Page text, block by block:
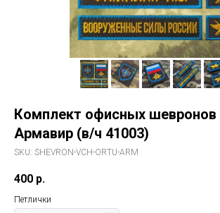
Комплект офисных
Армавир (в/ч 41003)
SKU: SHEVRON-VCH-ORTU-ARM
400 р.
Петлички